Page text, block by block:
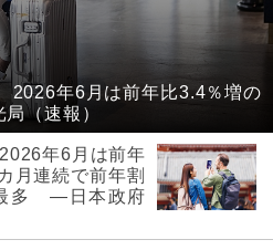
2026年6月は前年比3.4％増の
（速報）
年6月は前年
月連続で前年割
多 ―日本政府